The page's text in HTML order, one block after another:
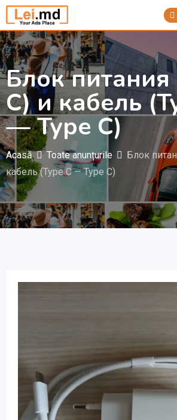
Săriți
la
conținut
Блок питания
C) и кабель
— Type C)
Acasă Toate anunțurile
Блок
кабель (Type C — Type C)